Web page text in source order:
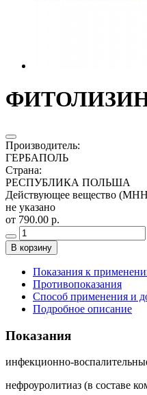
ФИТОЛИЗИН
Производитель:
ГЕРБАПОЛЬ
Страна:
РЕСПУБЛИКА ПОЛЬША
Действующее вещество
не указано
от 790.00 р.
В корзину
Показания к
Противопоказания
Способ применения и
Подробное описание
Показания
инфекционно-
нефроуролитиаз (в составе